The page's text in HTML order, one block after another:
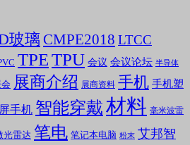
玻璃 CMPE2018 LTCC
TPETPU 会议 会议论坛 半导体
展商介绍 展商资料 手机 手机塑
手机 智能穿戴材料 毫米波雷
光雷达 笔电 笔记本电脑 粉末 艾邦智